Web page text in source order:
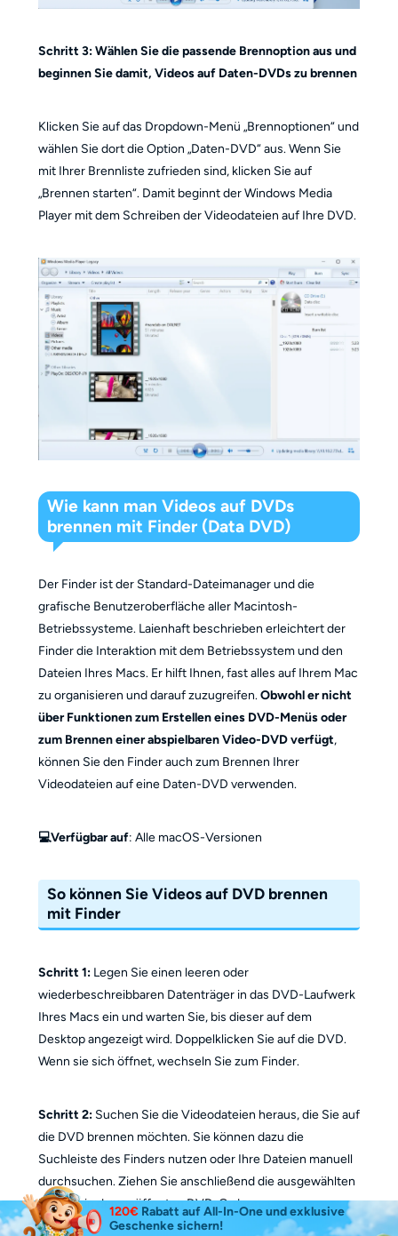
Schritt 3: Wählen Sie die passende Brennoption aus und
beginnen Sie damit, Videos auf Daten-DVDs zu brennen
Klicken Sie auf das Dropdown-Menü „Brennoptionen“ und
wählen Sie dort die Option „Daten-DVD“ aus. Wenn Sie
mit Ihrer Brennliste zufrieden sind, klicken Sie auf
„Brennen starten“. Damit beginnt der Windows Media
Player mit dem Schreiben der Videodateien auf Ihre DVD.
Wie kann man Videos auf DVDs
brennen mit Finder (Data DVD)
Der Finder ist der Standard-Dateimanager und die
grafische Benutzeroberfläche aller Macintosh-
Betriebssysteme. Laienhaft beschrieben erleichtert der
Finder die Interaktion mit dem Betriebssystem und den
Dateien Ihres Macs. Er hilft Ihnen, fast alles auf Ihrem Mac
zu organisieren und darauf zuzugreifen.Obwohl er nicht
über Funktionen zum Erstellen eines DVD-Menüs oder
zum Brennen einer abspielbaren Video-DVD verfügt,
können Sie den Finder auch zum Brennen Ihrer
Videodateien auf eine Daten-DVD verwenden.
💻Verfügbar auf: Alle macOS-Versionen
So können Sie Videos auf DVD brennen
mit Finder
Schritt 1:Legen Sie einen leeren oder
wiederbeschreibbaren Datenträger in das DVD-Laufwerk
Ihres Macs ein und warten Sie, bis dieser auf dem
Desktop angezeigt wird. Doppelklicken Sie auf die DVD.
Wenn sie sich öffnet, wechseln Sie zum Finder.
Schritt 2: Suchen Sie die Videodateien heraus, die Sie auf
die DVD brennen möchten. Sie können dazu die
Suchleiste des Finders nutzen oder Ihre Dateien manuell
durchsuchen. Ziehen Sie anschließend die ausgewählten
Dateien in den geöffneten DVD-Ordner.
120€Rabatt auf All-In-One und exklusive
Geschenke sichern!